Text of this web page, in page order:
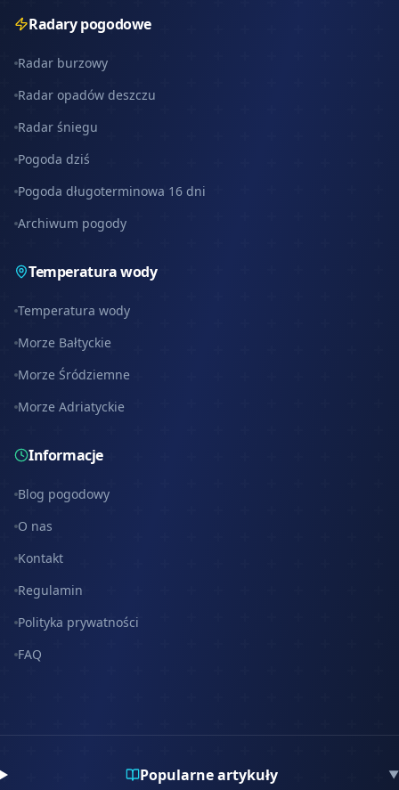
Radary pogodowe
Radar burzowy
Radar opadów deszczu
Radar śniegu
Pogoda dziś
Pogoda długoterminowa 16 dni
Archiwum pogody
Temperatura wody
Temperatura wody
Morze Bałtyckie
Morze Śródziemne
Morze Adriatyckie
Informacje
Blog pogodowy
O nas
Kontakt
Regulamin
Polityka prywatności
FAQ
Popularne artykuły ▼